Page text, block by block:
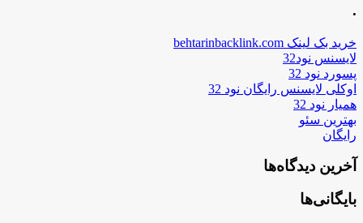
.
خرید بک لینک behtarinbacklink.com
لایسنس نود32
پسورد نود 32
اوکلی لایسنس رایگان نود 32
همیار نود 32
بهترین سئو
رایگان
آخرین دیدگاه‌ها
بایگانی‌ها